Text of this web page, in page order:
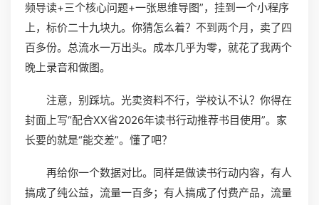
频导读+三个核心问题+一张思维导图”，挂到一个小程序
上，标价二十九块九。你猜怎么着？不到两个月，卖了四
百多份。总流水一万出头。成本几乎为零，就花了我两个
晚上录音和做图。
注意，别踩坑。光卖资料不行，学校认不认？你得在
封面上写“配合XX省2026年读书行动推荐书目使用”。家
长要的就是“能交差”。懂了吧？
再给你一个数据对比。同样是做读书行动内容，有人
搞成了纯公益，流量一百多；有人搞成了付费产品，流量